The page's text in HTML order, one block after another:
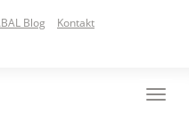
Blog Kontakt